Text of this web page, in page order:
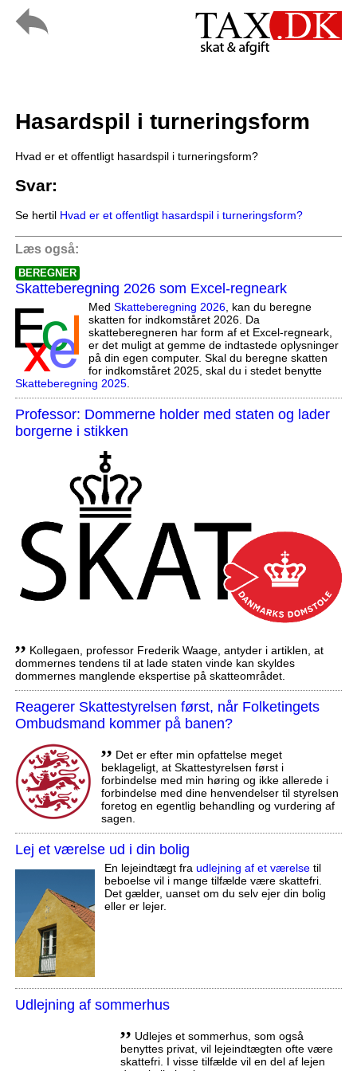
Hasardspil i turneringsform
Hvad er et offentligt hasardspil i turneringsform?
Svar:
Se hertil Hvad er et offentligt hasardspil i turneringsform?
Læs også:
BEREGNER
Skatteberegning 2026 som Excel-regneark
Med Skatteberegning 2026, kan du beregne
skatten for indkomståret 2026. Da
skatteberegneren har form af et Excel-regneark,
er det muligt at gemme de indtastede oplysninger
på din egen computer. Skal du beregne skatten
for indkomståret 2025, skal du i stedet benytte
Skatteberegning 2025.
Professor: Dommerne holder med staten og lader
borgerne i stikken
,, Kollegaen, professor Frederik Waage, antyder i artiklen, at
dommernes tendens til at lade staten vinde kan skyldes
dommernes manglende ekspertise på skatteområdet.
Reagerer Skattestyrelsen først, når Folketingets
Ombudsmand kommer på banen?
,, Det er efter min opfattelse meget
beklageligt, at Skattestyrelsen først i
forbindelse med min høring og ikke allerede i
forbindelse med dine henvendelser til styrelsen
foretog en egentlig behandling og vurdering af
sagen.
Lej et værelse ud i din bolig
En lejeindtægt fra udlejning af et værelsetil
beboelse vil i mange tilfælde være skattefri.
Det gælder, uanset om du selv ejer din bolig
eller er lejer.
Udlejning af sommerhus
,, Udlejes et sommerhus, som også
benyttes privat, vil lejeindtægten ofte være
skattefri. I visse tilfælde vil en del af lejen